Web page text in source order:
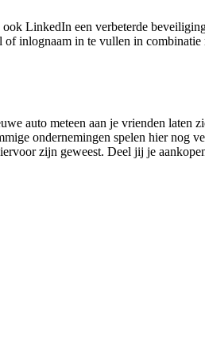
LinkedIn een verbeterde
inlognaam in te vullen in
auto meteen aan je vrienden laten
ondernemingen spelen hier nog
zijn geweest. Deel jij je